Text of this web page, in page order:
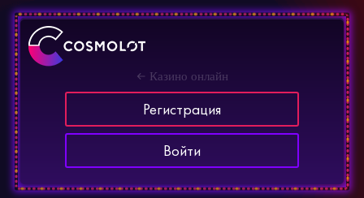
Казино онлайн
Регистрация
Войти